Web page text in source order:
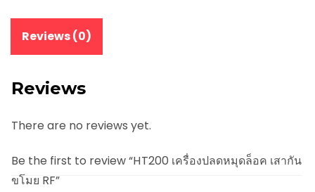
Reviews (0)
Reviews
There are no reviews yet.
Be the first to review “HT200 เครื่องปลดหมุดล็อค เสากัน
ขโมย RF”